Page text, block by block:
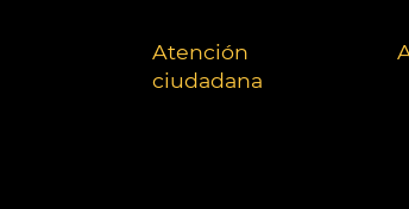
Atención
ciudadana